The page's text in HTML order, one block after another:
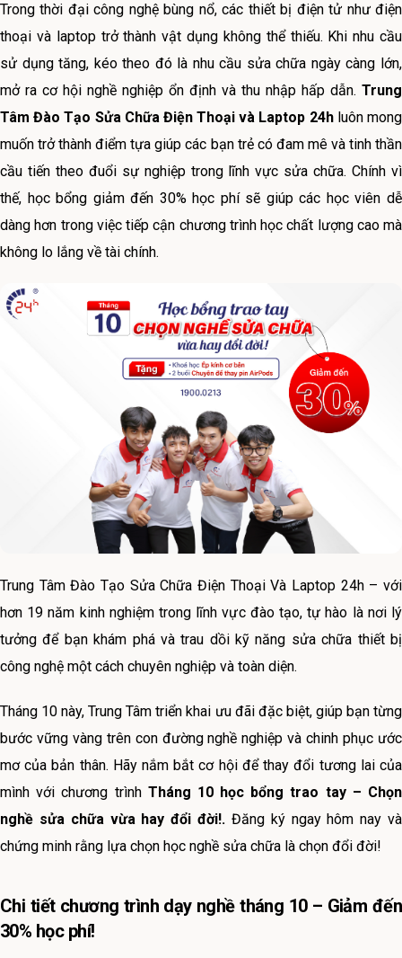
Trong thời đại công nghệ bùng nổ, các thiết bị điện tử như điện
thoại và laptop trở thành vật dụng không thể thiếu. Khi nhu cầu
sử dụng tăng, kéo theo đó là nhu cầu sửa chữa ngày càng lớn,
mở ra cơ hội nghề nghiệp ổn định và thu nhập hấp dẫn. Trung
Tâm Đào Tạo Sửa Chữa Điện Thoại và Laptop 24hluôn mong
muốn trở thành điểm tựa giúp các bạn trẻ có đam mê và tinh thần
cầu tiến theo đuổi sự nghiệp trong lĩnh vực sửa chữa. Chính vì
thế, học bổng giảm đến 30% học phí sẽ giúp các học viên dễ
dàng hơn trong việc tiếp cận chương trình học chất lượng cao mà
không lo lắng về tài chính.
Trung Tâm Đào Tạo Sửa Chữa Điện Thoại Và Laptop 24h – với
hơn 19 năm kinh nghiệm trong lĩnh vực đào tạo, tự hào là nơi lý
tưởng để bạn khám phá và trau dồi kỹ năng sửa chữa thiết bị
công nghệ một cách chuyên nghiệp và toàn diện.
Tháng 10 này, Trung Tâm triển khai ưu đãi đặc biệt, giúp bạn từng
bước vững vàng trên con đường nghề nghiệp và chinh phục ước
mơ của bản thân. Hãy nắm bắt cơ hội để thay đổi tương lai của
mình với chương trình Tháng 10 học bổng trao tay – Chọn
nghề sửa chữa vừa hay đổi đời!. Đăng ký ngay hôm nay và
chứng minh rằng lựa chọn học nghề sửa chữa là chọn đổi đời!
Chi tiết chương trình dạy nghề tháng 10 – Giảm đến
30% học phí!